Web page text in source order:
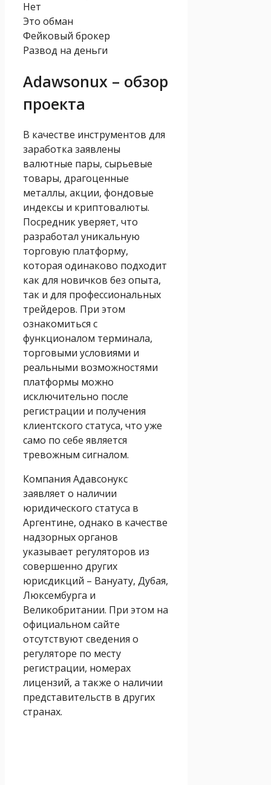
Нет
Это обман
Фейковый брокер
Развод на деньги
Adawsonux – обзор
проекта
В качестве инструментов для
заработка заявлены
валютные пары, сырьевые
товары, драгоценные
металлы, акции, фондовые
индексы и криптовалюты.
Посредник уверяет, что
разработал уникальную
торговую платформу,
которая одинаково подходит
как для новичков без опыта,
так и для профессиональных
трейдеров. При этом
ознакомиться с
функционалом терминала,
торговыми условиями и
реальными возможностями
платформы можно
исключительно после
регистрации и получения
клиентского статуса, что уже
само по себе является
тревожным сигналом.
Компания Адавсонукс
заявляет о наличии
юридического статуса в
Аргентине, однако в качестве
надзорных органов
указывает регуляторов из
совершенно других
юрисдикций – Вануату, Дубая,
Люксембурга и
Великобритании. При этом на
официальном сайте
отсутствуют сведения о
регуляторе по месту
регистрации, номерах
лицензий, а также о наличии
представительств в других
странах.